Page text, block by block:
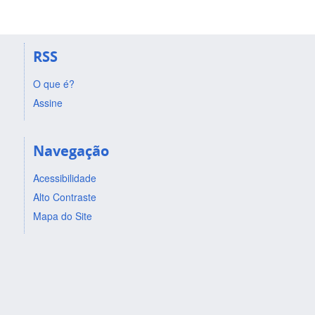
RSS
O que é?
Assine
Navegação
Acessibilidade
Alto Contraste
Mapa do Site